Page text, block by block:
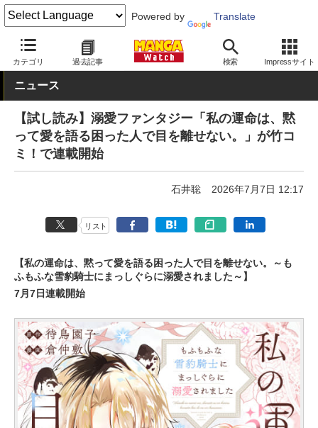
Powered by Translate
カテゴリ 過去記事 検索 Impressサイト
MANGA Watch 新連載
ニュース
【試し読み】溺愛ファンタジー「私の運命は、黙
って愛を語る困った人で目を離せない。」が竹コ
ミ！で連載開始
石井聡 2026年7月7日 12:17
リスト
【私の運命は、黙って愛を語る困った人で目を離せない。～も
ふもふな雪豹騎士にまっしぐらに溺愛されました～】
7月7日連載開始